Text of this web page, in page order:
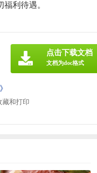
利待遇。
藏和打印
点击下载文档
文档为doc格式